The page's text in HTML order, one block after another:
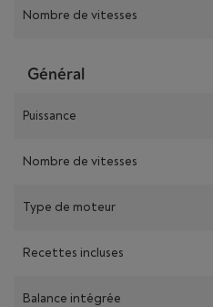
Nombre de vitesses
Général
Puissance
Nombre de vitesses
Type de moteur
Recettes incluses
Balance intégrée